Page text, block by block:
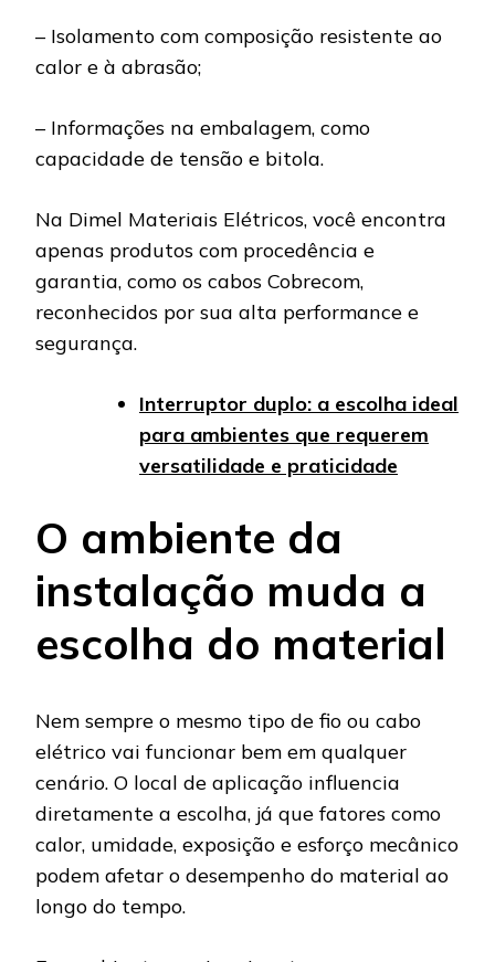
– Isolamento com composição resistente ao
calor e à abrasão;
– Informações na embalagem, como
capacidade de tensão e bitola.
Na Dimel Materiais Elétricos, você encontra
apenas produtos com procedência e
garantia, como os cabos Cobrecom,
reconhecidos por sua alta performance e
segurança.
Interruptor duplo: a escolha ideal
para ambientes que requerem
versatilidade e praticidade
O ambiente da
instalação muda a
escolha do material
Nem sempre o mesmo tipo de fio ou cabo
elétrico vai funcionar bem em qualquer
cenário. O local de aplicação influencia
diretamente a escolha, já que fatores como
calor, umidade, exposição e esforço mecânico
podem afetar o desempenho do material ao
longo do tempo.